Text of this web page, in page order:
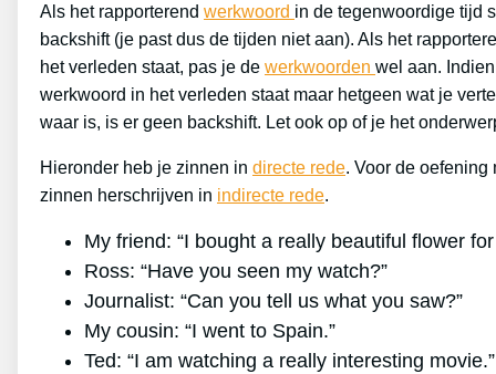
Als het rapporterend werkwoord in de tegenwoordige tijd
backshift (je past dus de tijden niet aan). Als het
het verleden staat, pas je de werkwoorden wel aan.
werkwoord in het verleden staat maar hetgeen wat je
waar is, is er geen backshift. Let ook op of je het
Hieronder heb je zinnen in directe rede. Voor de oefening
zinnen herschrijven in indirecte rede.
My friend: “I bought a really beautiful flower
Ross: “Have you seen my watch?”
Journalist: “Can you tell us what you saw?”
My cousin: “I went to Spain.”
Ted: “I am watching a really interesting movie.”